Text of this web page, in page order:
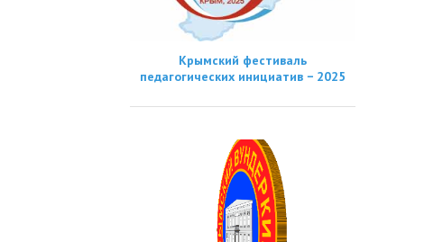
Крымский фестиваль
педагогических инициатив − 2025